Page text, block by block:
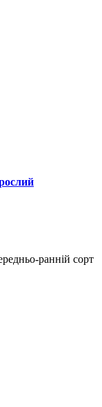
ранній сорт